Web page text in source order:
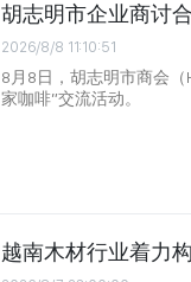
胡志明市企业商讨
2026/8/8 11:10:51
8月8日，胡志明市商会（
家咖啡”交流活动。
越南木材行业着力